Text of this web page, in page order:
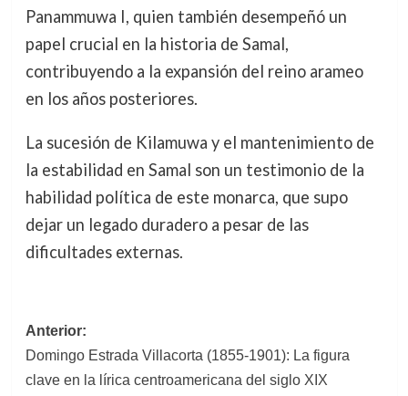
Panammuwa I, quien también desempeñó un
papel crucial en la historia de Samal,
contribuyendo a la expansión del reino arameo
en los años posteriores.
La sucesión de Kilamuwa y el mantenimiento de
la estabilidad en Samal son un testimonio de la
habilidad política de este monarca, que supo
dejar un legado duradero a pesar de las
dificultades externas.
Navegación
de
Anterior:
Domingo Estrada Villacorta (1855-1901): La figura
clave en la lírica centroamericana del siglo XIX